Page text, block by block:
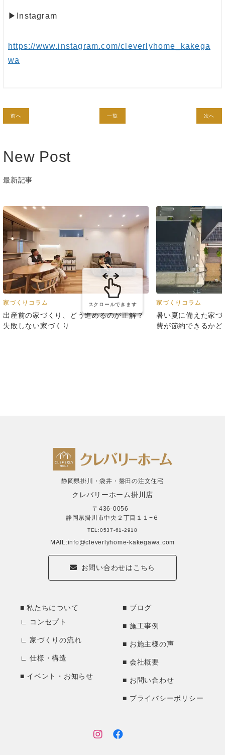
▶︎Instagram
https://www.instagram.com/cleverlyhome_kakega
wa
前へ 一覧 次へ
New Post
最新記事
家づくりコラム
出産前の家づくり、どう進めるのが正解？
失敗しない家づくり
家づくりコラム
暑い夏に備えた家
費が節約できるかど
スクロールできます
静岡県掛川・袋井・磐田の注文住宅
クレバリーホーム掛川店
〒436-0056
静岡県掛川市中央２丁目１１−６
TEL:0537-61-2918
MAIL:info@cleverlyhome-kakegawa.com
お問い合わせはこちら
私たちについて
コンセプト
家づくりの流れ
仕様・構造
イベント・お知らせ
ブログ
施工事例
お施主様の声
会社概要
お問い合わせ
プライバシーポリシー